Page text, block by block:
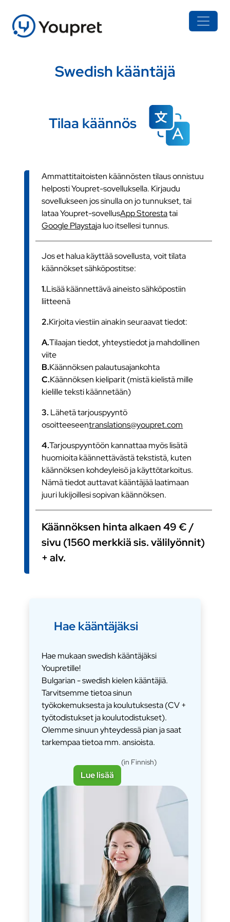
Swedish kääntäjä
Tilaa käännös
Ammattitaitoisten käännösten tilaus onnistuu
helposti Youpret-sovelluksella. Kirjaudu
sovellukseen jos sinulla on jo tunnukset, tai
lataa Youpret-sovellusApp Storestatai
Google Playstaja luo itsellesi tunnus.
Jos et halua käyttää sovellusta, voit tilata
käännökset sähköpostitse:
1.Lisää käännettävä aineisto sähköpostiin
liitteenä
2.Kirjoita viestiin ainakin seuraavat tiedot:
A.Tilaajan tiedot, yhteystiedot ja mahdollinen
viite
B.Käännöksen palautusajankohta
C.Käännöksen kieliparit (mistä kielistä mille
kielille teksti käännetään)
3. Lähetä tarjouspyyntö
osoitteeseentranslations@youpret.com
4.Tarjouspyyntöön kannattaa myös lisätä
huomioita käännettävästä tekstistä, kuten
käännöksen kohdeyleisö ja käyttötarkoitus.
Nämä tiedot auttavat kääntäjää laatimaan
juuri lukijoillesi sopivan käännöksen.
Käännöksen hinta alkaen 49 € /
sivu (1560 merkkiä sis. välilyönnit)
+ alv.
Hae kääntäjäksi
Hae mukaan swedish kääntäjäksi
Youpretille!
Bulgarian - swedish kielen kääntäjiä.
Tarvitsemme tietoa sinun
työkokemuksesta ja koulutuksesta (CV +
työtodistukset ja koulutodistukset).
Olemme sinuun yhteydessä pian ja saat
tarkempaa tietoa mm. ansioista.
Lue lisää
(in Finnish)